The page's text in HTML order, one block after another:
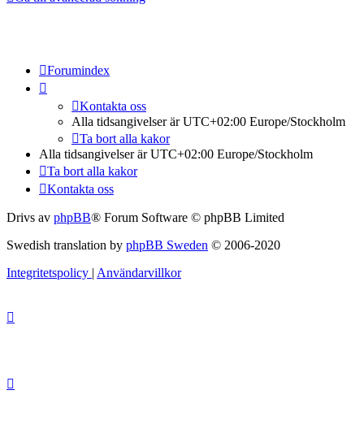
Forumindex
Kontakta oss
Alla tidsangivelser är UTC+02:00 Europe/Stockholm
Ta bort alla kakor
Alla tidsangivelser är UTC+02:00 Europe/Stockholm
Ta bort alla kakor
Kontakta oss
Drivs av phpBB® Forum Software © phpBB Limited
Swedish translation by phpBB Sweden © 2006-2020
Integritetspolicy | Användarvillkor